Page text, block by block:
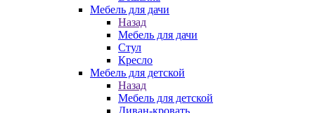
Мебель для дачи
Назад
Мебель для дачи
Стул
Кресло
Мебель для детской
Назад
Мебель для детской
Диван-кровать